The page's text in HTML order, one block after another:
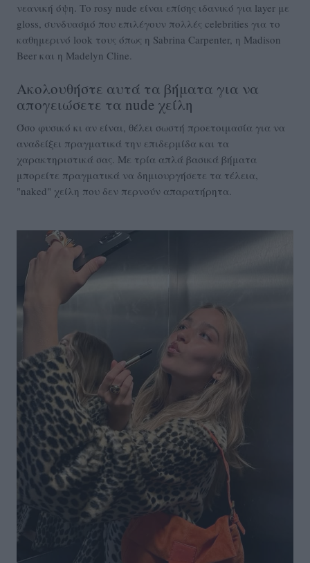
νεανική όψη. Το rosy nude είναι επίσης ιδανικό για layer με
gloss, συνδυασμό που επιλέγουν πολλές celebrities για το
καθημερινό look τους όπως η Sabrina Carpenter, η Madison
Beer και η Madelyn Cline.
Ακολουθήστε αυτά τα βήματα για να
απογειώσετε τα nude χείλη
Όσο φυσικό κι αν είναι, θέλει σωστή προετοιμασία για να
αναδείξει πραγματικά την επιδερμίδα και τα
χαρακτηριστικά σας. Με τρία απλά βασικά βήματα
μπορείτε πραγματικά να δημιουργήσετε τα τέλεια,
"naked" χείλη που δεν περνούν απαρατήρητα.